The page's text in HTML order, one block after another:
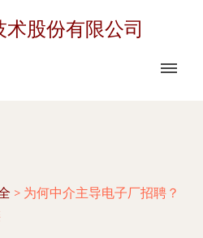
股份有限公司
> 为何中介主导电子厂招聘？